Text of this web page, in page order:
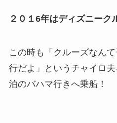
２０１6年はディズニーク
この時も「クルーズなん
行だよ」というチャイロ
泊のバハマ行きへ乗船！